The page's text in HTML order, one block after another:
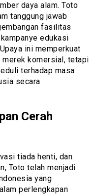
daya alam. Toto
tanggung jawab
fasilitas
edukasi
ini memperkuat
komersial, tetapi
terhadap masa
secara
Cerah
tiada henti, dan
Toto telah menjadi
yang
perlengkapan